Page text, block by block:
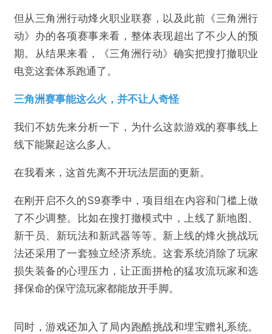
但从三角洲行动烽火职业联赛，以及此前《三角洲行
动》办的各项赛事来看，整体表现超出了不少人的预
期。从结果来看，《三角洲行动》确实把搜打撤职业
电竞这套体系跑通了。
三角洲赛事能这么火，并不让人奇怪
我们不妨先来分析一下，为什么这款游戏的赛事线上
线下能聚起这么多人。
在我看来，这首先离不开玩法层面的更新。
在刚开启不久的S9赛季中，项目组在内容和门槛上做
了不少调整。比如在搜打撤模式中，上线了新地图、
新干员、新玩法和新武器等等。新上线的烽火挑战玩
法还采用了一套独立经济系统。这套系统消除了玩家
损失装备的心理压力，让正面拼枪的猛攻流玩家和选
择保命的保守流玩家都能放开手脚。
同时，游戏还加入了局内跑酷挑战和埋宝赠礼系统。